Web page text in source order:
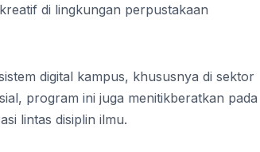
di lingkungan perpustakaan
digital kampus, khususnya di sektor
program ini juga menitikberatkan pada
lintas disiplin ilmu.